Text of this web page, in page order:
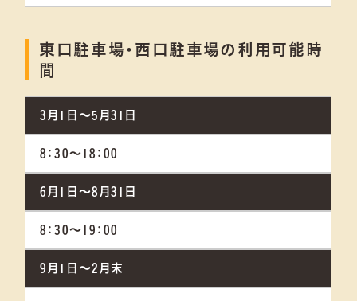
東口駐車場・西口駐車場の利用可能時
間
3月1日～5月31日
8：30～18：00
6月1日～8月31日
8：30～19：00
9月1日～2月末